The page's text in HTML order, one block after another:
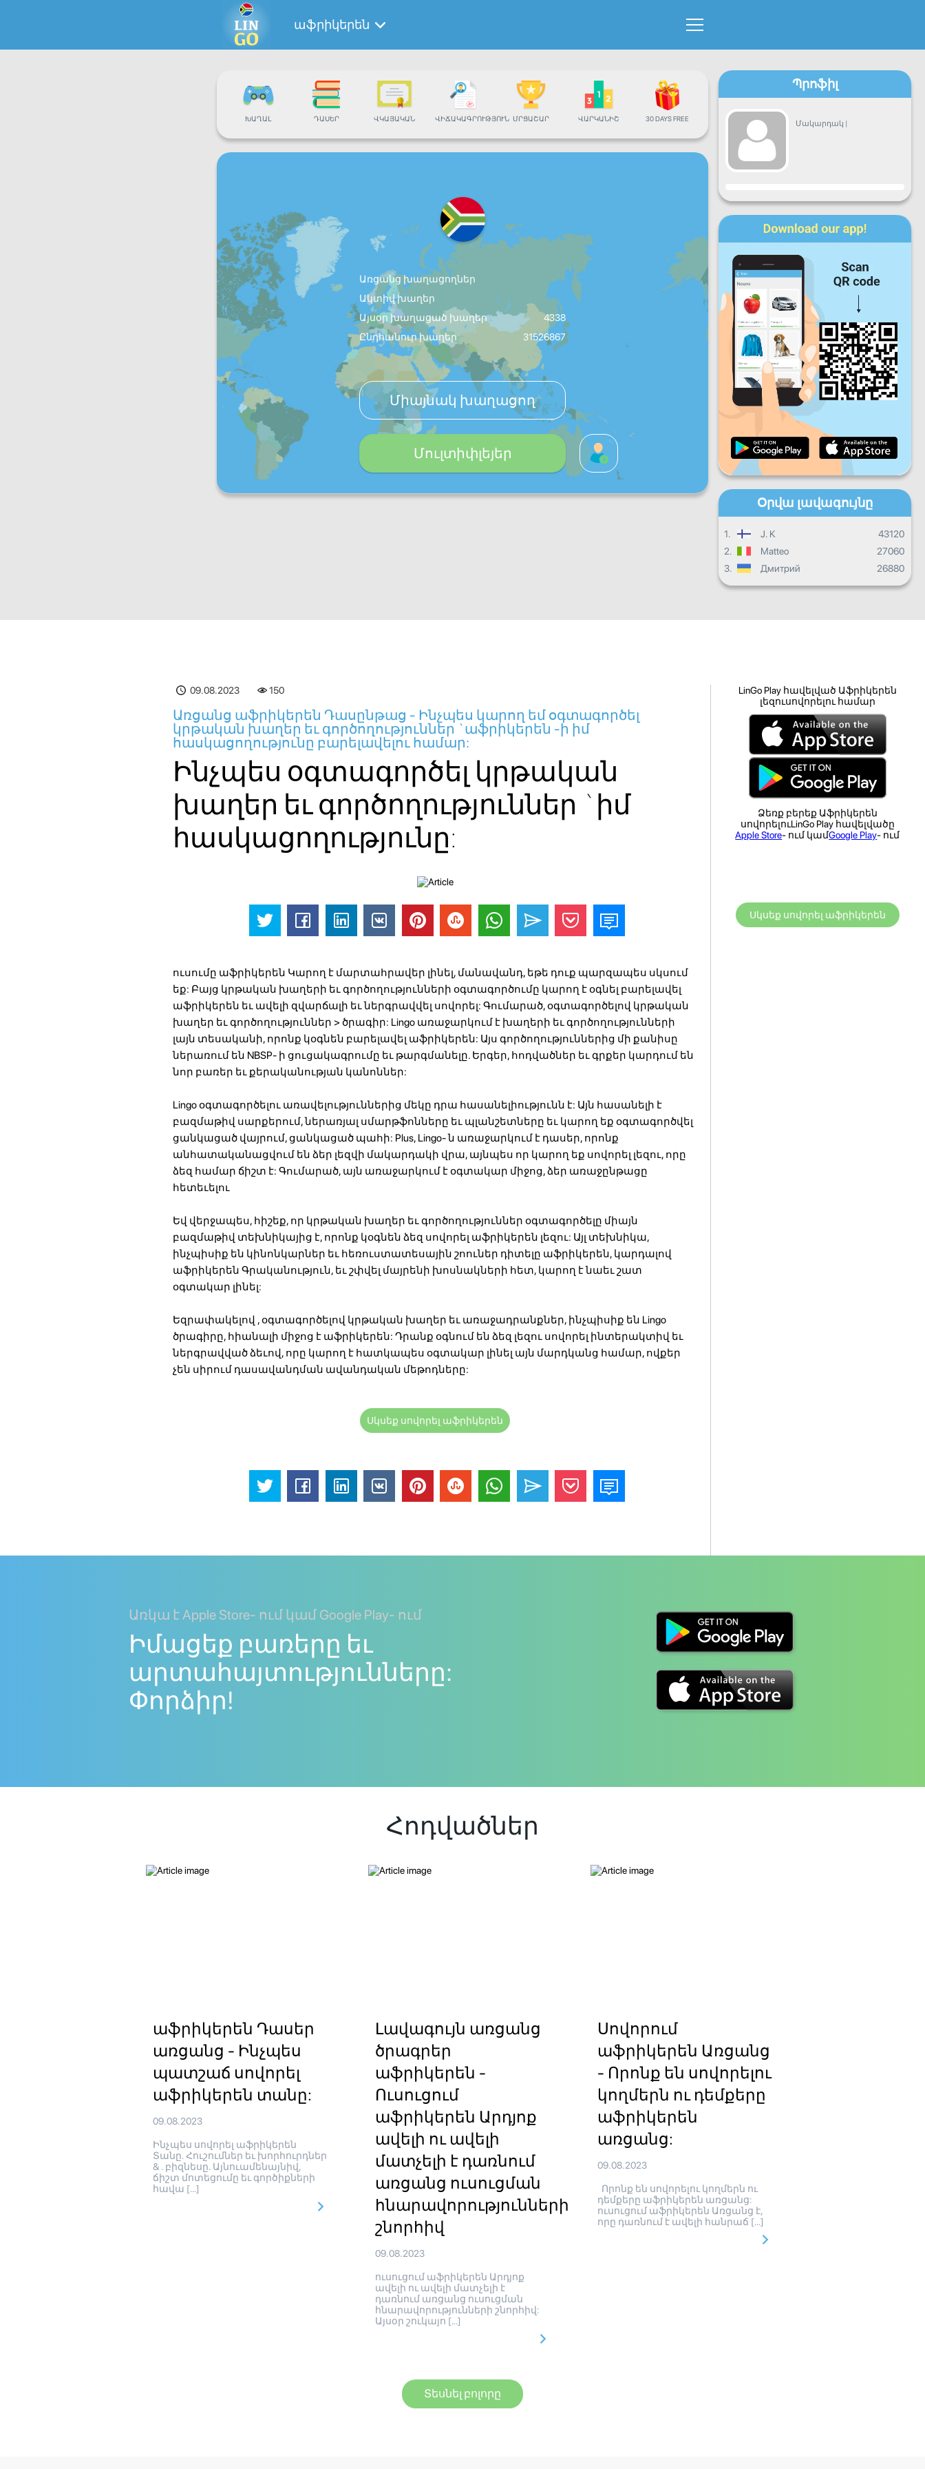
աֆրիկերեն
ԽԱՂԱԼ ԴԱՍԵՐ ՎԿԱՅԱԿԱՆ ՎԻՃԱԿԱԳՐՈՒԹՅՈՒՆ ՄՐՑԱՇԱՐ ՎԱՐԿԱՆԻՇ 30 DAYS FREE
Առցանց խաղացողներ
Ակտիվ խաղեր
Այսօր խաղացած խաղեր
4338
Ընդհանուր խաղեր
31526867
Միայնակ խաղացող
Մուլտիփլեյեր
Պրոֆիլ
Մակարդակ |
Առաջընթաց
Երկ Չրք Հնգ
Շբթ Կիր
Ամենօրյա առաջընթաց
Ամսական առաջընթաց
Ընդհանուր առաջընթաց
Օրվա լավագույնը
1. J. K
43120
2.
Matteo
27060
3.
Дмитрий 26880
09.08.2023 150
Առցանց աֆրիկերեն Դասընթաց - Ինչպես կարող եմ օգտագործել
կրթական խաղեր եւ գործողություններ `աֆրիկերեն -ի իմ
հասկացողությունը բարելավելու համար:
Ինչպես օգտագործել կրթական
խաղեր եւ գործողություններ `իմ
հասկացողությունը:
ուսումը աֆրիկերեն Կարող է մարտահրավեր լինել, մանավանդ, եթե դուք պարզապես սկսում
եք: Բայց կրթական խաղերի եւ գործողությունների օգտագործումը կարող է օգնել բարելավել
աֆրիկերեն եւ ավելի զվարճալի եւ ներգրավվել սովորել: Գումարած, օգտագործելով կրթական
խաղեր եւ գործողություններ > ծրագիր: Lingo առաջարկում է խաղերի եւ գործողությունների
լայն տեսականի, որոնք կօգնեն բարելավել աֆրիկերեն: Այս գործողություններից մի քանիսը
ներառում են NBSP- ի ցուցակագրումը եւ թարգմանելը. Երգեր, հոդվածներ եւ գրքեր կարդում են
նոր բառեր եւ քերականության կանոններ:
Lingo օգտագործելու առավելություններից մեկը դրա հասանելիությունն է: Այն հասանելի է
բազմաթիվ սարքերում, ներառյալ սմարթֆոնները եւ պլանշետները եւ կարող եք օգտագործվել
ցանկացած վայրում, ցանկացած պահի: Plus, Lingo- ն առաջարկում է դասեր, որոնք
անհատականացվում են ձեր լեզվի մակարդակի վրա, այնպես որ կարող եք սովորել լեզու, որը
ձեզ համար ճիշտ է: Գումարած, այն առաջարկում է օգտակար միջոց, ձեր առաջընթացը
հետեւելու
Եվ վերջապես, հիշեք, որ կրթական խաղեր եւ գործողություններ օգտագործելը միայն
բազմաթիվ տեխնիկայից է, որոնք կօգնեն ձեզ սովորել աֆրիկերեն լեզու: Այլ տեխնիկա,
ինչպիսիք են կինոնկարներ եւ հեռուստատեսային շոուներ դիտելը աֆրիկերեն, կարդալով
աֆրիկերեն Գրականություն, եւ շփվել մայրենի խոսնակների հետ, կարող է նաեւ շատ
օգտակար լինել:
Եզրափակելով , օգտագործելով կրթական խաղեր եւ առաջադրանքներ, ինչպիսիք են Lingo
ծրագիրը, հիանալի միջոց է աֆրիկերեն: Դրանք օգնում են ձեզ լեզու սովորել ինտերակտիվ եւ
ներգրավված ձեւով, որը կարող է հատկապես օգտակար լինել այն մարդկանց համար, ովքեր
չեն սիրում դասավանդման ավանդական մեթոդները:
Սկսեք սովորել աֆրիկերեն
LinGo Play հավելված Աֆրիկերեն
լեզուսովորելու համար
Ձեռք բերեք Աֆրիկերեն
սովորելուLinGo Play հավելվածը
Apple Store- ում կամGoogle Play- ում
Սկսեք սովորել աֆրիկերեն
Առկա է Apple Store- ում կամ Google Play- ում
Իմացեք բառերը եւ
արտահայտությունները:
Փորձիր!
Հոդվածներ
աֆրիկերեն Դասեր
առցանց - Ինչպես
պատշաճ սովորել
աֆրիկերեն տանը:
09.08.2023
Ինչպես սովորել աֆրիկերեն
Տանը. Հուշումներ եւ խորհուրդներ
& . բիզնեսը. Այնուամենայնիվ,
ճիշտ մոտեցումը եւ գործիքների
հավա […]
Լավագույն առցանց
ծրագրեր
աֆրիկերեն -
Ուսուցում
աֆրիկերեն Արդյոք
ավելի ու ավելի
մատչելի է դառնում
առցանց ուսուցման
հնարավորությունների
շնորհիվ
09.08.2023
ուսուցում աֆրիկերեն Արդյոք
ավելի ու ավելի մատչելի է
դառնում առցանց ուսուցման
հնարավորությունների շնորհիվ:
Այսօր շուկայո […]
Սովորում
աֆրիկերեն Առցանց
- Որոնք են սովորելու
կողմերն ու դեմքերը
աֆրիկերեն
առցանց:
09.08.2023
Որոնք են սովորելու կողմերն ու
դեմքերը աֆրիկերեն առցանց:
ուսուցում աֆրիկերեն Առցանց է,
որը դառնում է ավելի հանրաճ […]
Տեսնել բոլորը